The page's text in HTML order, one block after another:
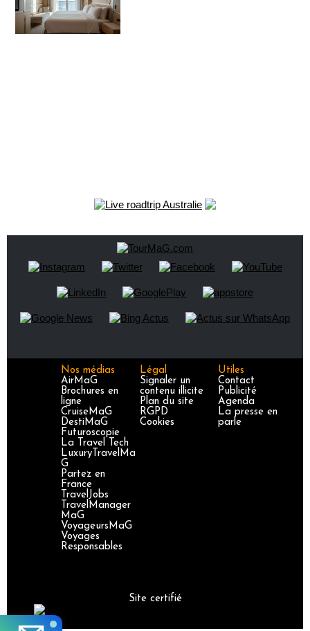
Nos médias
AirMaG
Brochures en
ligne
CruiseMaG
DestiMaG
Futuroscopie
La Travel Tech
LuxuryTravelMa
G
Partez en
France
TravelJobs
TravelManager
MaG
VoyageursMaG
Voyages
Responsables
Légal
Signaler un
contenu illicite
Plan du site
RGPD
Cookies
Utiles
Contact
Publicité
Agenda
La presse en
parle
Site certifié